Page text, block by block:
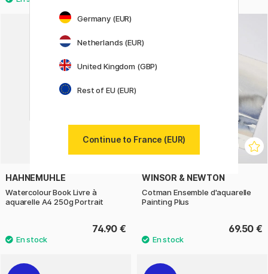
HAHNEMÜHLE
Watercolour Book Livre à
aquarelle A4 250g Portrait
74.90 €
WINSOR & NEWTON
Cotman Ensemble d'aquarelle
Painting Plus
69.50 €
Germany (EUR)
Netherlands (EUR)
United Kingdom (GBP)
Rest of EU (EUR)
Continue to France (EUR)